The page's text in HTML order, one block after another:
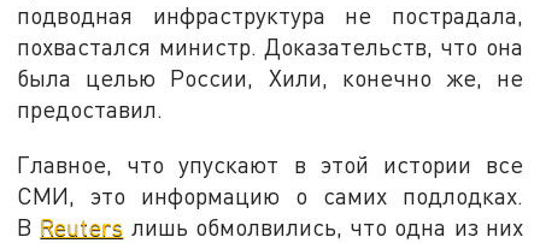
подводная инфраструктура не пострадала,
похвастался министр. Доказательств, что она
была целью России, Хили, конечно же, не
предоставил.
Главное, что упускают в этой истории все
СМИ, это информацию о самих подлодках.
В Reuters лишь обмолвились, что одна из них